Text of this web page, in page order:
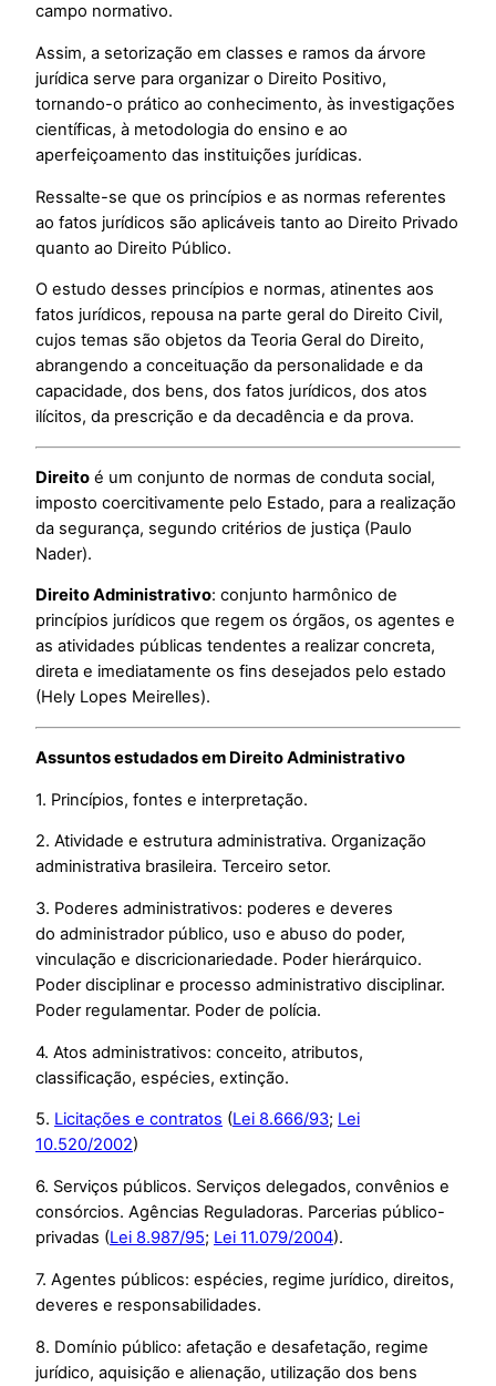
campo normativo.
Assim, a setorização em classes e ramos da árvore
jurídica serve para organizar o Direito Positivo,
tornando-o prático ao conhecimento, às investigações
científicas, à metodologia do ensino e ao
aperfeiçoamento das instituições jurídicas.
Ressalte-se que os princípios e as normas referentes
ao fatos jurídicos são aplicáveis tanto ao Direito Privado
quanto ao Direito Público.
O estudo desses princípios e normas, atinentes aos
fatos jurídicos, repousa na parte geral do Direito Civil,
cujos temas são objetos da Teoria Geral do Direito,
abrangendo a conceituação da personalidade e da
capacidade, dos bens, dos fatos jurídicos, dos atos
ilícitos, da prescrição e da decadência e da prova.
Direito é um conjunto de normas de conduta social,
imposto coercitivamente pelo Estado, para a realização
da segurança, segundo critérios de justiça (Paulo
Nader).
Direito Administrativo: conjunto harmônico de
princípios jurídicos que regem os órgãos, os agentes e
as atividades públicas tendentes a realizar concreta,
direta e imediatamente os fins desejados pelo estado
(Hely Lopes Meirelles).
Assuntos estudados em Direito Administrativo
1. Princípios, fontes e interpretação.
2. Atividade e estrutura administrativa. Organização
administrativa brasileira. Terceiro setor.
3. Poderes administrativos: poderes e deveres
do administrador público, uso e abuso do poder,
vinculação e discricionariedade. Poder hierárquico.
Poder disciplinar e processo administrativo disciplinar.
Poder regulamentar. Poder de polícia.
4. Atos administrativos: conceito, atributos,
classificação, espécies, extinção.
5. Licitações e contratos (Lei 8.666/93; Lei
10.520/2002)
6. Serviços públicos. Serviços delegados, convênios e
consórcios. Agências Reguladoras. Parcerias público-
privadas (Lei 8.987/95; Lei 11.079/2004).
7. Agentes públicos: espécies, regime jurídico, direitos,
deveres e responsabilidades.
8. Domínio público: afetação e desafetação, regime
jurídico, aquisição e alienação, utilização dos bens